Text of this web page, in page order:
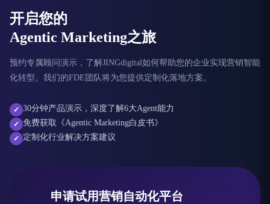
开启您的
Agentic Marketing之旅
预约专属顾问演示，了解JINGdigital如何帮助您的企业实现营销智能
化转型。我们的FDE团队将为您提供定制化落地方案。
✓ 30分钟产品演示，深度了解6大Agent能力
✓ 免费获取《Agentic Marketing白皮书》
✓ 定制化行业解决方案建议
申请试用营销自动化平台